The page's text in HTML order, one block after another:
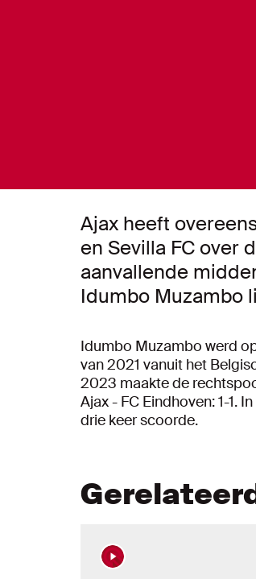
Ajax heeft
en Sevilla FC over
aanvallende
Idumbo Muzambo
Idumbo Muzambo werd
van 2021 vanuit het
2023 maakte de
Ajax - FC Eindhoven: 1-1.
drie keer scoorde.